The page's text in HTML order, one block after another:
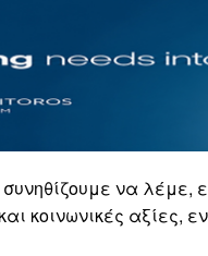
να λέμε,
κοινωνικές αξίες,